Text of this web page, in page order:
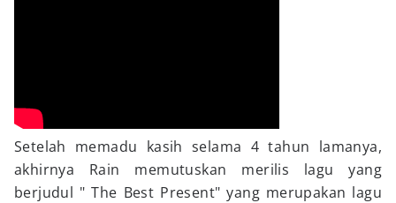
Setelah memadu kasih selama 4 tahun lamanya,
akhirnya Rain memutuskan merilis lagu yang
berjudul " The Best Present" yang merupakan lagu